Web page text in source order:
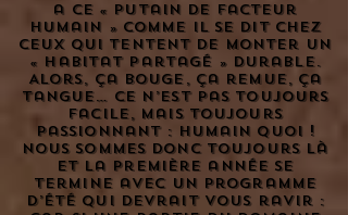
a ce « putain de facteur
humain » comme il se dit chez
ceux qui tentent de monter un
« habitat partagé » durable.
Alors, ça bouge, ça remue, ça
tangue… ce n’est pas toujours
facile, mais toujours
passionnant : humain quoi !
Nous sommes donc toujours là
et la première année se
termine avec un programme
d’été qui devrait vous ravir :